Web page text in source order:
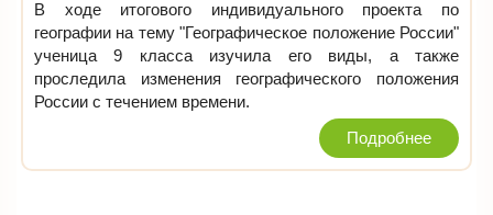
В ходе итогового индивидуального проекта по
географии на тему "Географическое положение России"
ученица 9 класса изучила его виды, а также
проследила изменения географического положения
России с течением времени.
Подробнее